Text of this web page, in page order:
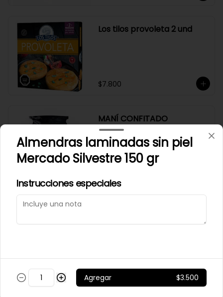
Los tilos provoleta 2 und
$7.800
MANÍ CONFITADO
MERCADO SILVESTRE 200
GR
Almendras laminadas sin piel
Mercado Silvestre 150 gr
Instrucciones especiales
Agregar $3.500